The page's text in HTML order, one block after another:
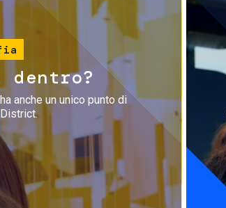
dentro?
anche un unico punto di